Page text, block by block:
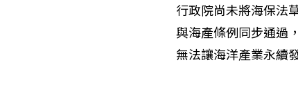
行政院尚未將海保法
與海產條例同步通過
無法讓海洋產業永續